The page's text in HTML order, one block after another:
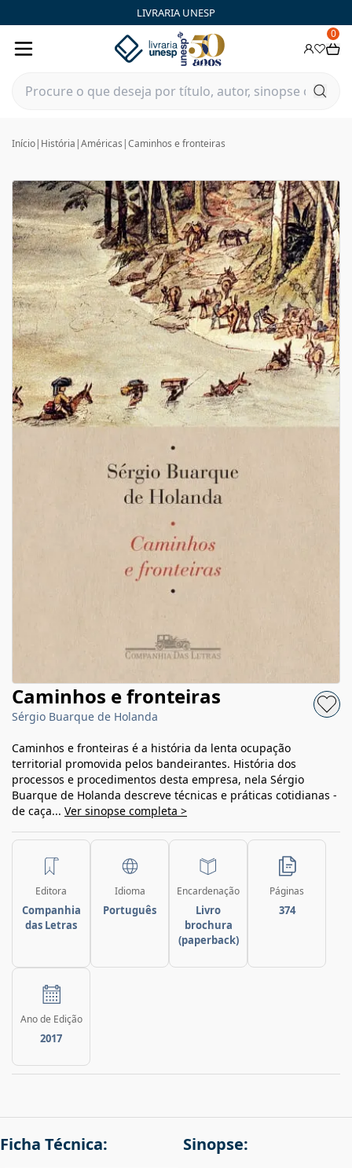
LIVRARIA UNESP
0
Início| História |Américas |Caminhos e fronteiras
Caminhos e fronteiras
Sérgio Buarque de Holanda
Caminhos e fronteiras é a história da lenta ocupação
territorial promovida pelos bandeirantes. História dos
processos e procedimentos desta empresa, nela Sérgio
Buarque de Holanda descreve técnicas e práticas cotidianas -
de caça... Ver sinopse completa >
Editora
Companhia
das Letras
Idioma
Português
Encardenação
Livro
brochura
(paperback)
Páginas
374
Ano de Edição
2017
Ficha Técnica: Sinopse: